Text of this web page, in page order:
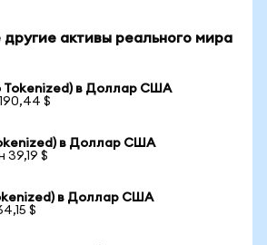
другие активы реального мира
Tokenized) в Доллар США
$
в Доллар США
39,19 $
в Доллар США
$